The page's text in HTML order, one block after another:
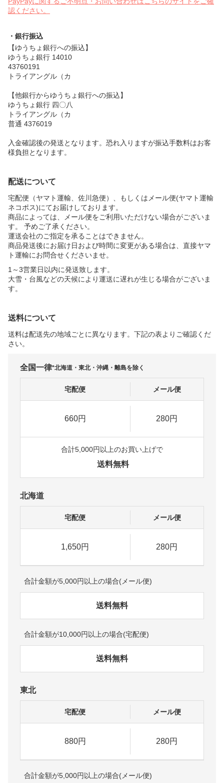
認ください。
・銀行振込
【ゆうちょ銀行への振込】
ゆうちょ銀行 14010
43760191
トライアングル（カ
【他銀行からゆうちょ銀行への振込】
ゆうちょ銀行 四〇八
トライアングル（カ
普通 4376019
入金確認後の発送となります。恐れ入りますが振込手数料はお客
様負担となります。
配送について
宅配便（ヤマト運輸、佐川急便）、もしくはメール便(ヤマト運輸
ネコポス)にてお届けしております。
商品によっては、メール便をご利用いただけない場合がございま
す。 予めご了承ください。
運送会社のご指定を承ることはできません。
商品発送後にお届け日および時間に変更がある場合は、直接ヤマ
ト運輸にお問合せくださいませ。
1～3営業日以内に発送致します。
大雪・台風などの天候により運送に遅れが生じる場合がございま
す。
送料について
送料は配送先の地域ごとに異なります。下記の表よりご確認くだ
さい。
全国一律*北海道・東北・沖縄・離島を除く
宅配便 メール便
660円 280円
合計5,000円以上のお買い上げで
送料無料
北海道
宅配便 メール便
1,650円 280円
合計金額が5,000円以上の場合(メール便)
送料無料
合計金額が10,000円以上の場合(宅配便)
送料無料
東北
宅配便 メール便
880円 280円
合計金額が5,000円以上の場合(メール便)